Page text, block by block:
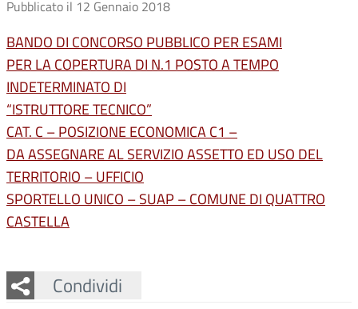
Pubblicato il 12 Gennaio 2018
BANDO DI CONCORSO PUBBLICO PER ESAMI
PER LA COPERTURA DI N.1 POSTO A TEMPO
INDETERMINATO DI
“ISTRUTTORE TECNICO”
CAT. C – POSIZIONE ECONOMICA C1 –
DA ASSEGNARE AL SERVIZIO ASSETTO ED USO DEL
TERRITORIO – UFFICIO
SPORTELLO UNICO – SUAP – COMUNE DI QUATTRO
CASTELLA
Condividi
Facebook
Twitter
Whatsapp